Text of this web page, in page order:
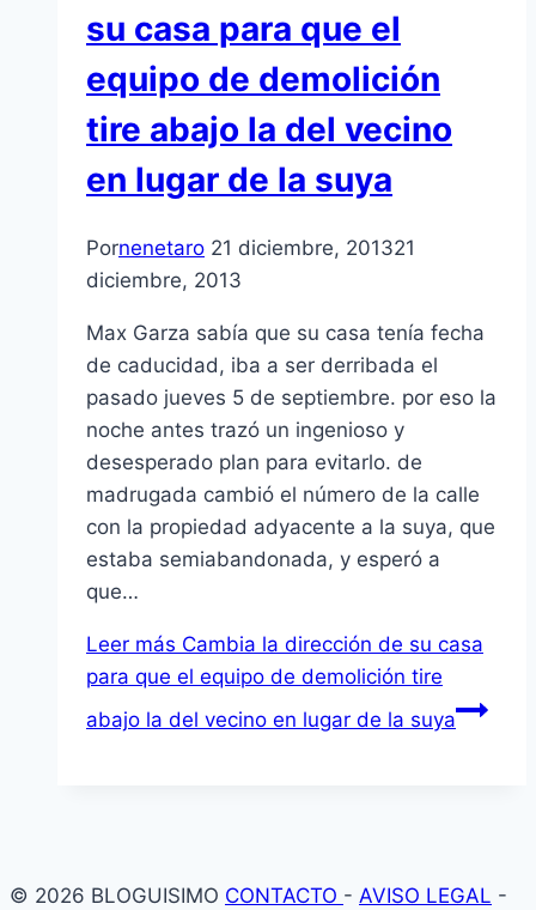
su casa para que el
equipo de demolición
tire abajo la del vecino
en lugar de la suya
Pornenetaro 21 diciembre, 201321
diciembre, 2013
Max Garza sabía que su casa tenía fecha
de caducidad, iba a ser derribada el
pasado jueves 5 de septiembre. por eso la
noche antes trazó un ingenioso y
desesperado plan para evitarlo. de
madrugada cambió el número de la calle
con la propiedad adyacente a la suya, que
estaba semiabandonada, y esperó a
que…
Leer más Cambia la dirección de su casa
para que el equipo de demolición tire
abajo la del vecino en lugar de la suya
© 2026 BLOGUISIMO CONTACTO - AVISO LEGAL -